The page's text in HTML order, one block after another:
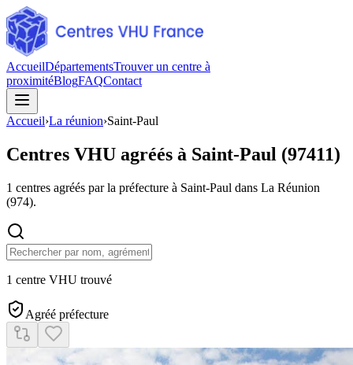
AccueilDépartementsTrouver un centre à
proximitéBlogFAQContact
Accueil›La réunion›Saint-Paul
Centres VHU agréés à Saint-Paul (97411)
1 centres agréés par la préfecture à Saint-Paul dans La Réunion
(974).
1 centre VHU trouvé
Agréé préfecture